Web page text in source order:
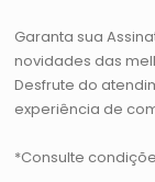
Garanta sua
novidades das
Desfrute do
experiência de
*Consulte